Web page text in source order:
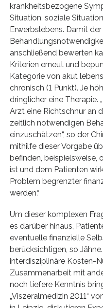
krankheitsbezogene
Situation, soziale
Erwerbslebens. Damit
anschließend bewerten
Kriterien erneut und
Kategorie von akut
chronisch (1 Punkt). Je
dringlicher eine Therapie.
Arzt eine Richtschnur an
zeitlich notwendigen
einzuschätzen“, so der
mithilfe dieser Vorgabe
befinden, beispielsweise,
ist und dem Patienten
Problem begrenzter
werden.“
Um dieser komplexen
es darüber hinaus,
eventuelle finanzielle
berücksichtigen, so
interdisziplinäre Kosten-
Zusammenarbeit mit
noch tiefere Kenntnis
„Viszeralmedizin 2011“